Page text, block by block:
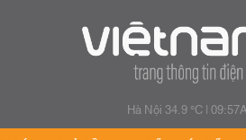
Hà Nội 34.9 °C|